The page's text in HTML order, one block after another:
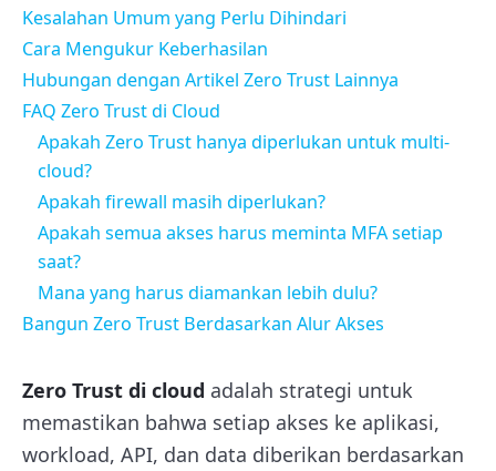
Kesalahan Umum yang Perlu Dihindari
Cara Mengukur Keberhasilan
Hubungan dengan Artikel Zero Trust Lainnya
FAQ Zero Trust di Cloud
Apakah Zero Trust hanya diperlukan untuk multi-
cloud?
Apakah firewall masih diperlukan?
Apakah semua akses harus meminta MFA setiap
saat?
Mana yang harus diamankan lebih dulu?
Bangun Zero Trust Berdasarkan Alur Akses
Zero Trust di cloud adalah strategi untuk
memastikan bahwa setiap akses ke aplikasi,
workload, API, dan data diberikan berdasarkan